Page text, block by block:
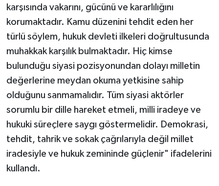
karşısında vakarını, gücünü ve kararlılığını
korumaktadır. Kamu düzenini tehdit eden her
türlü söylem, hukuk devleti ilkeleri doğrultusunda
muhakkak karşılık bulmaktadır. Hiç kimse
bulunduğu siyasi pozisyonundan dolayı milletin
değerlerine meydan okuma yetkisine sahip
olduğunu sanmamalıdır. Tüm siyasi aktörler
sorumlu bir dille hareket etmeli, milli iradeye ve
hukuki süreçlere saygı göstermelidir. Demokrasi,
tehdit, tahrik ve sokak çağrılarıyla değil millet
iradesiyle ve hukuk zemininde güçlenir" ifadelerini
kullandı.